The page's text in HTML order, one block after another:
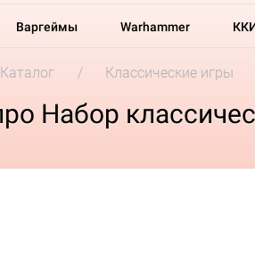
Варгеймы Warhammer
Каталог Классические игры
Набор